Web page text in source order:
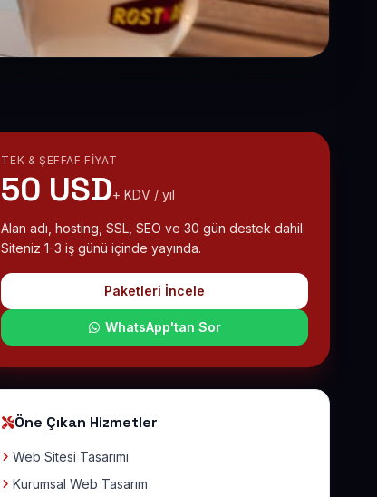
TEK & ŞEFFAF FIYAT
50 USD+ KDV / yıl
Alan adı, hosting, SSL, SEO ve 30 gün destek dahil.
Siteniz 1-3 iş günü içinde yayında.
Paketleri İncele
WhatsApp'tan Sor
Öne Çıkan Hizmetler
Web Sitesi Tasarımı
Kurumsal Web Tasarım